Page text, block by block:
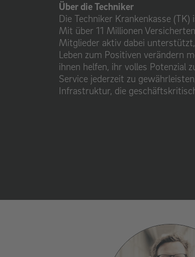
Über die Techniker
Die Techniker Krankenkasse
Mit über 11 Millionen
Mitglieder aktiv dabei
Leben zum Positiven verändern
ihnen helfen, ihr volles Potenzial
Service jederzeit zu
Infrastruktur, die